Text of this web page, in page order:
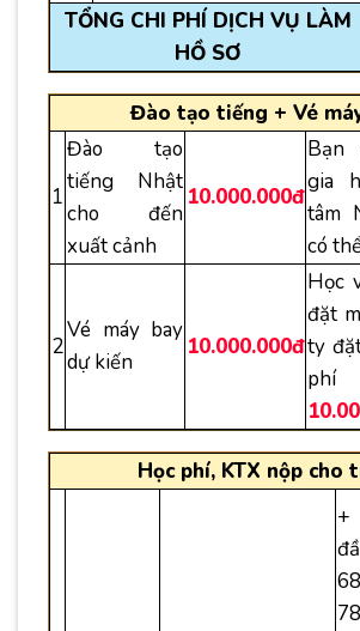
TỔNG CHI PHÍ DỊCH VỤ LÀM
HỒ SƠ
Đào tạo tiếng + Vé
1
Đào tạo
tiếng Nhật
cho đến
xuất cảnh
10.000.000đ
Bạn
gia
tâm
có
2
Vé máy bay
dự kiến
10.000.000đ
Học
đặt
ty
Học phí, KTX nộp cho
+